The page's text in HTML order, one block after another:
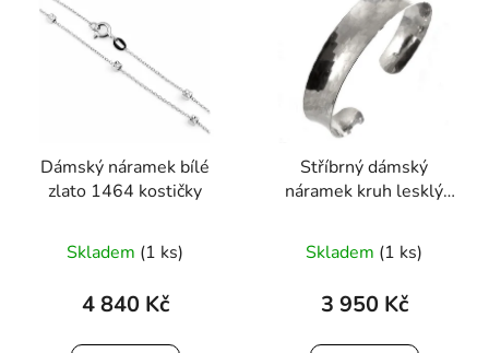
Dámský náramek bílé
zlato 1464 kostičky
Skladem (1 ks)
4 840 Kč
Stříbrný dámský
náramek kruh lesklý
Skladem (1 ks)
3 950 Kč